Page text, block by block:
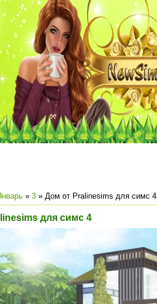
» 3 » Дом от Pralinesims для симс 4
для симс 4